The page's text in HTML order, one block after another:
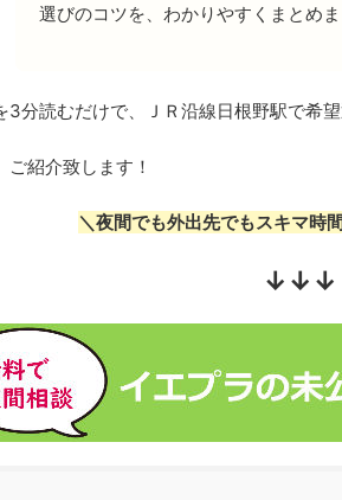
選びのコツを、わかりやすくまとめま
3分読むだけで、ＪＲ沿線日根野駅で希
ご紹介致します！
＼夜間でも外出先でもスキマ時
↓↓↓